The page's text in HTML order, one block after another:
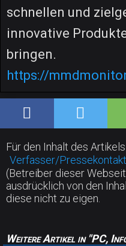
schnellen und
innovative
bringen.
https://
Für den Inhalt des
Verfasser/Pressekontakt
(Betreiber dieser
ausdrücklich von den
diese nicht zu eigen.
Weitere Artikel in "PC,